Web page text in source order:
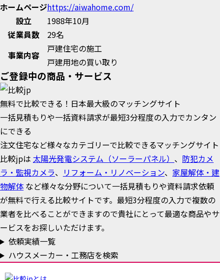
ホームページhttps://aiwahome.com/
設立
1988年10月
従業員数
29名
事業内容
戸建住宅の施工
戸建用地の買い取り
ご登録中の商品・サービス
無料で比較できる！日本最大級のマッチングサイト
一括見積もりや一括資料請求が最短3分程度の入力でカンタン
にできる
注文住宅など様々なカテゴリーで比較できるマッチングサイト
比較jpは 太陽光発電システム（ソーラーパネル） 、 防犯カメ
ラ・監視カメラ、 リフォーム・リノベーション、 家屋解体・建
物解体 など様々な分野について一括見積もりや資料請求依頼
が無料で行える比較サイトです。最短3分程度の入力で複数の
業者を比べることができますので貴社にとって最適な商品やサ
ービスをお探しいただけます。
依頼実績一覧
ハウスメーカー・工務店を検索